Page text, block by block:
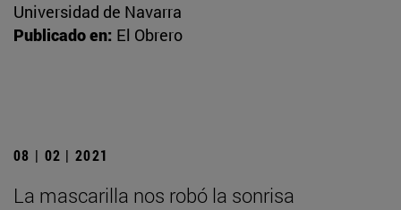
Universidad de Navarra
Publicado en: El Obrero
08 | 02 | 2021
La mascarilla nos robó la sonrisa